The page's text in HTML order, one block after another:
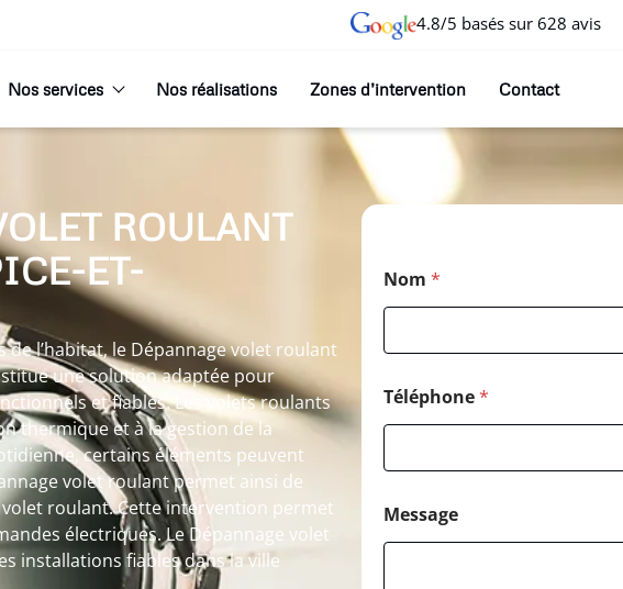
4.8/5 basés sur 628 avis
Nos services Nos réalisations Zones d’intervention Contact
ROULANT
ET-
l’habitat, le Dépannage volet roulant
une solution adaptée pour
et fiables. Les volets roulants
thermique et à la gestion de la
certains éléments peuvent
volet roulant permet ainsi de
roulant. Cette intervention permet
électriques. Le Dépannage volet
installations fiables dans la ville
Nom *
Téléphone*
Message